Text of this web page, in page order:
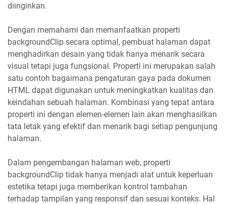
diinginkan.
Dengan memahami dan memanfaatkan properti
backgroundClip secara optimal, pembuat halaman dapat
menghadirkan desain yang tidak hanya menarik secara
visual tetapi juga fungsional. Properti ini merupakan salah
satu contoh bagaimana pengaturan gaya pada dokumen
HTML dapat digunakan untuk meningkatkan kualitas dan
keindahan sebuah halaman. Kombinasi yang tepat antara
properti ini dengan elemen-elemen lain akan menghasilkan
tata letak yang efektif dan menarik bagi setiap pengunjung
halaman.
Dalam pengembangan halaman web, properti
backgroundClip tidak hanya menjadi alat untuk keperluan
estetika tetapi juga memberikan kontrol tambahan
terhadap tampilan yang responsif dan sesuai konteks. Hal